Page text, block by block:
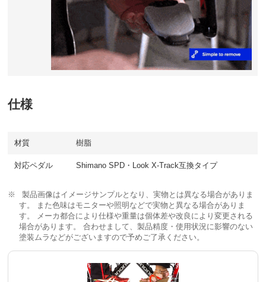
仕様
材質 樹脂
対応ペダル Shimano SPD・Look X-Track互換タイプ
製品画像はイメージサンプルとなり、実物とは異なる場合がありま
す。 また色味はモニターや照明などで実物と異なる場合がありま
す。 メーカ都合により仕様や重量は個体差や改良により変更される
場合があります。 合わせまして、製品精度・使用状況に影響のない
塗装ムラなどがございますので予めご了承ください。